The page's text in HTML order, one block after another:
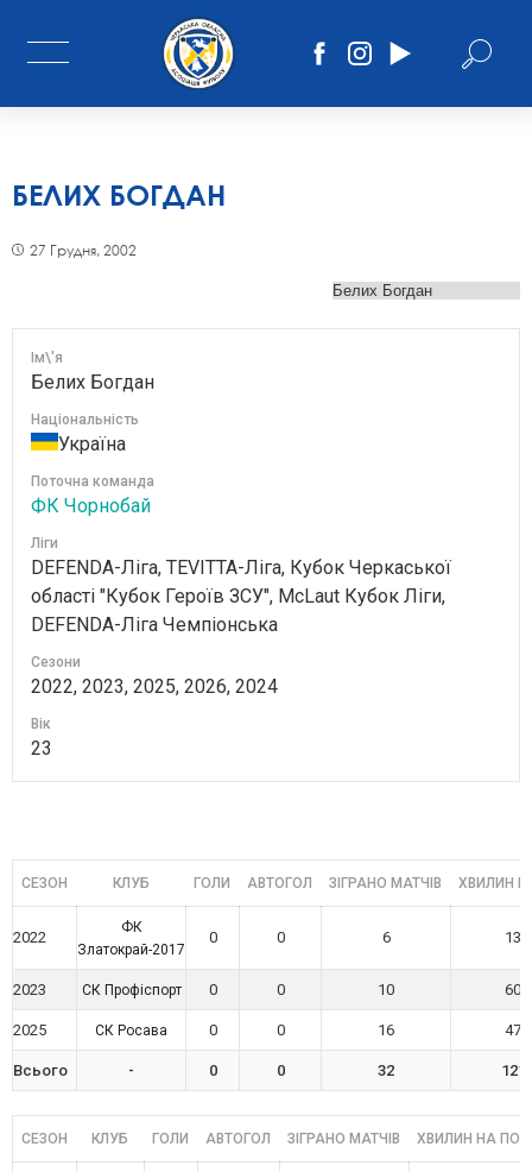
БЕЛИХ БОГДАН
27 Грудня, 2002
Ім\'я
Белих Богдан
Національність
Україна
Поточна команда
ФК Чорнобай
Ліги
DEFENDA-Ліга, TEVITTA-Ліга, Кубок Черкаської
області "Кубок Героїв ЗСУ", McLaut Кубок Ліги,
DEFENDA-Ліга Чемпіонська
Сезони
2022, 2023, 2025, 2026, 2024
Вік
23
СЕЗОН КЛУБ ГОЛИ АВТОГОЛ ЗІГРАНО МАТЧІВ ХВИЛИН
2022
ФК
Златокрай-2017
0 0 6 133
2023 СК Профіспорт 0 0 10 605
2025 СК Росава 0 0 16 479
Всього - 0 0 32
СЕЗОН КЛУБ ГОЛИ АВТОГОЛ ЗІГРАНО МАТЧІВ ХВИЛИН НА ПОЛІ